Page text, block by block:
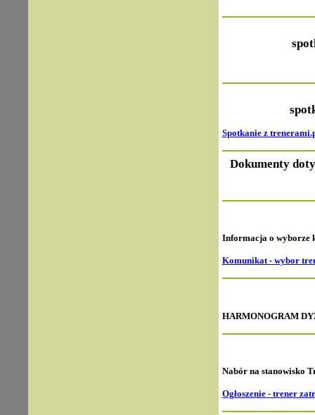
Spotkanie z
Dokumenty
Informacja o wyborze
Komunikat - wybor
HARMONOGRAM
Nabór na stanowisko
Ogłoszenie - trener